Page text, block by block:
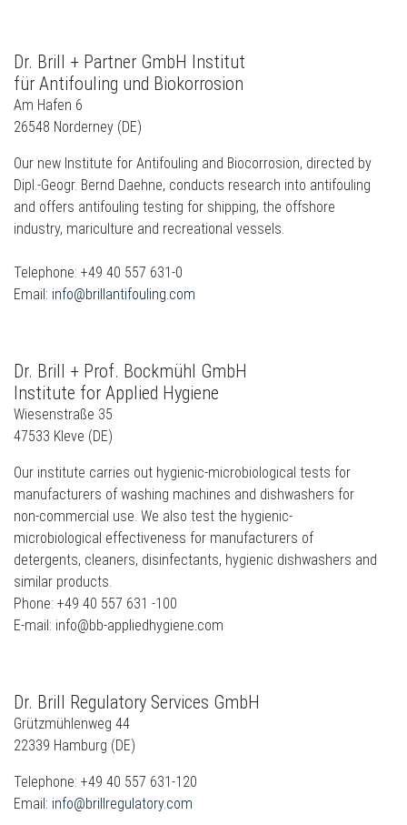
Dr. Brill + Partner GmbH Institut
für Antifouling und Biokorrosion
Am Hafen 6
26548 Norderney (DE)
Our new Institute for Antifouling and Biocorrosion, directed by
Dipl.-Geogr. Bernd Daehne, conducts research into antifouling
and offers antifouling testing for shipping, the offshore
industry, mariculture and recreational vessels.
Telephone: +49 40 557 631-0
Email: info@brillantifouling.com
Dr. Brill + Prof. Bockmühl GmbH
Institute for Applied Hygiene
Wiesenstraße 35
47533 Kleve (DE)
Our institute carries out hygienic-microbiological tests for
manufacturers of washing machines and dishwashers for
non-commercial use. We also test the hygienic-
microbiological effectiveness for manufacturers of
detergents, cleaners, disinfectants, hygienic dishwashers and
similar products.
Phone: +49 40 557 631 -100
E-mail: info@bb-appliedhygiene.com
Dr. Brill Regulatory Services GmbH
Grützmühlenweg 44
22339 Hamburg (DE)
Telephone: +49 40 557 631-120
Email: info@brillregulatory.com